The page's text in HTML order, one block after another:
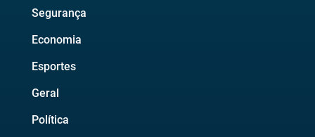
Segurança
Economia
Esportes
Geral
Política